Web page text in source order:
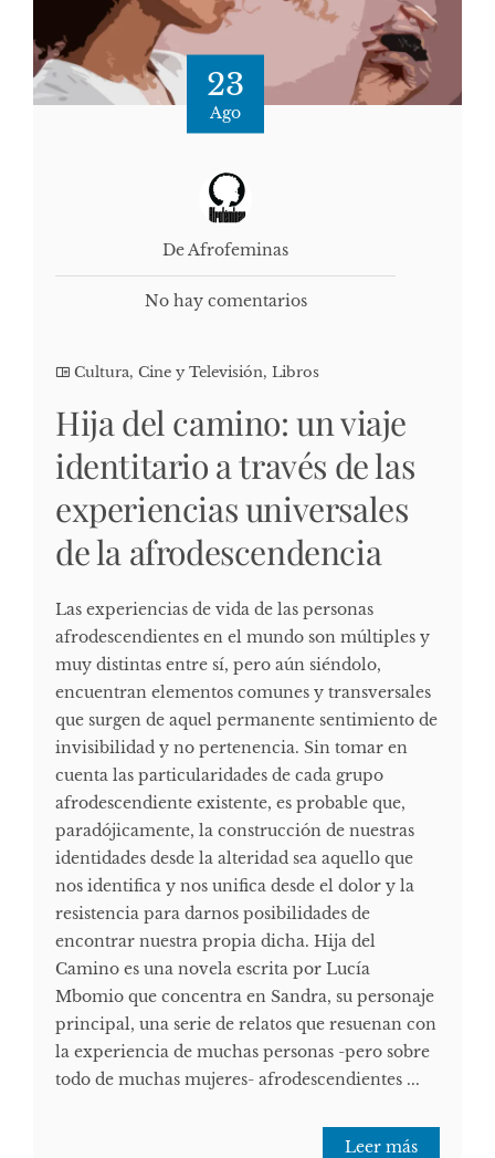
23
Ago
De Afrofeminas
No hay comentarios
Cultura, Cine y Televisión, Libros
Hija del camino: un viaje
identitario a través de las
experiencias universales
de la afrodescendencia
Las experiencias de vida de las personas
afrodescendientes en el mundo son múltiples y
muy distintas entre sí, pero aún siéndolo,
encuentran elementos comunes y transversales
que surgen de aquel permanente sentimiento de
invisibilidad y no pertenencia. Sin tomar en
cuenta las particularidades de cada grupo
afrodescendiente existente, es probable que,
paradójicamente, la construcción de nuestras
identidades desde la alteridad sea aquello que
nos identifica y nos unifica desde el dolor y la
resistencia para darnos posibilidades de
encontrar nuestra propia dicha. Hija del
Camino es una novela escrita por Lucía
Mbomio que concentra en Sandra, su personaje
principal, una serie de relatos que resuenan con
la experiencia de muchas personas -pero sobre
todo de muchas mujeres- afrodescendientes ...
Leer más